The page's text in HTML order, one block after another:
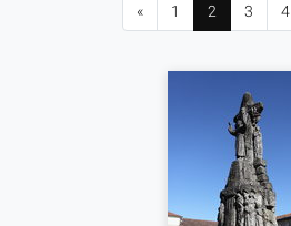
« 1 2 3 4